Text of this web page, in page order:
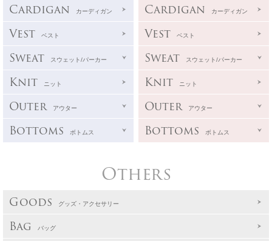
Cardigan カーディガン
Vest ベスト
Sweat スウェット/パーカー
Knit ニット
Outer アウター
Bottoms ボトムス
Cardigan カーディガン
Vest ベスト
Sweat スウェット/パーカー
Knit ニット
Outer アウター
Bottoms ボトムス
Others
Goods グッズ・アクセサリー
Bag バッグ